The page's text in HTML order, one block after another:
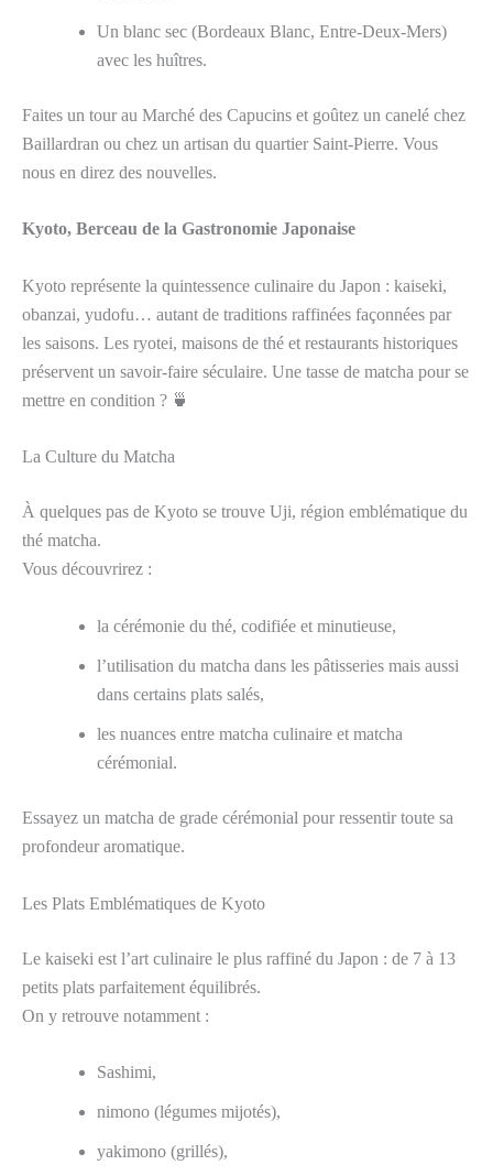
Un blanc sec (Bordeaux Blanc, Entre-Deux-Mers)
avec les huîtres.
Faites un tour au Marché des Capucins et goûtez un canelé chez
Baillardran ou chez un artisan du quartier Saint-Pierre. Vous
nous en direz des nouvelles.
Kyoto, Berceau de la Gastronomie Japonaise
Kyoto représente la quintessence culinaire du Japon : kaiseki,
obanzai, yudofu… autant de traditions raffinées façonnées par
les saisons. Les ryotei, maisons de thé et restaurants historiques
préservent un savoir-faire séculaire. Une tasse de matcha pour se
mettre en condition ? 🍵
La Culture du Matcha
À quelques pas de Kyoto se trouve Uji, région emblématique du
thé matcha.
Vous découvrirez :
la cérémonie du thé, codifiée et minutieuse,
l’utilisation du matcha dans les pâtisseries mais aussi
dans certains plats salés,
les nuances entre matcha culinaire et matcha
cérémonial.
Essayez un matcha de grade cérémonial pour ressentir toute sa
profondeur aromatique.
Les Plats Emblématiques de Kyoto
Le kaiseki est l’art culinaire le plus raffiné du Japon : de 7 à 13
petits plats parfaitement équilibrés.
On y retrouve notamment :
Sashimi,
nimono (légumes mijotés),
yakimono (grillés),